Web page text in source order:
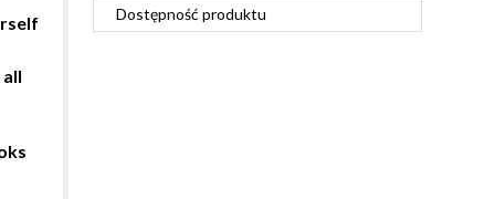
Dostępność produktu